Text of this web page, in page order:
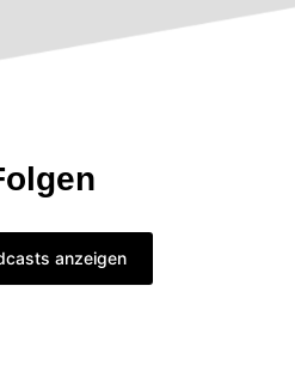
anzeigen